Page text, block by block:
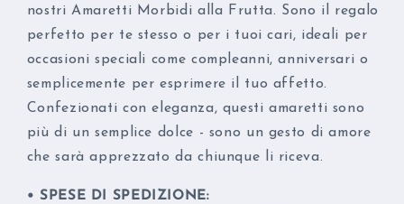
nostri Amaretti Morbidi alla Frutta. Sono il regalo
perfetto per te stesso o per i tuoi cari, ideali per
occasioni speciali come compleanni, anniversari o
semplicemente per esprimere il tuo affetto.
Confezionati con eleganza, questi amaretti sono
più di un semplice dolce - sono un gesto di amore
che sarà apprezzato da chiunque li riceva.
• SPESE DI SPEDIZIONE: